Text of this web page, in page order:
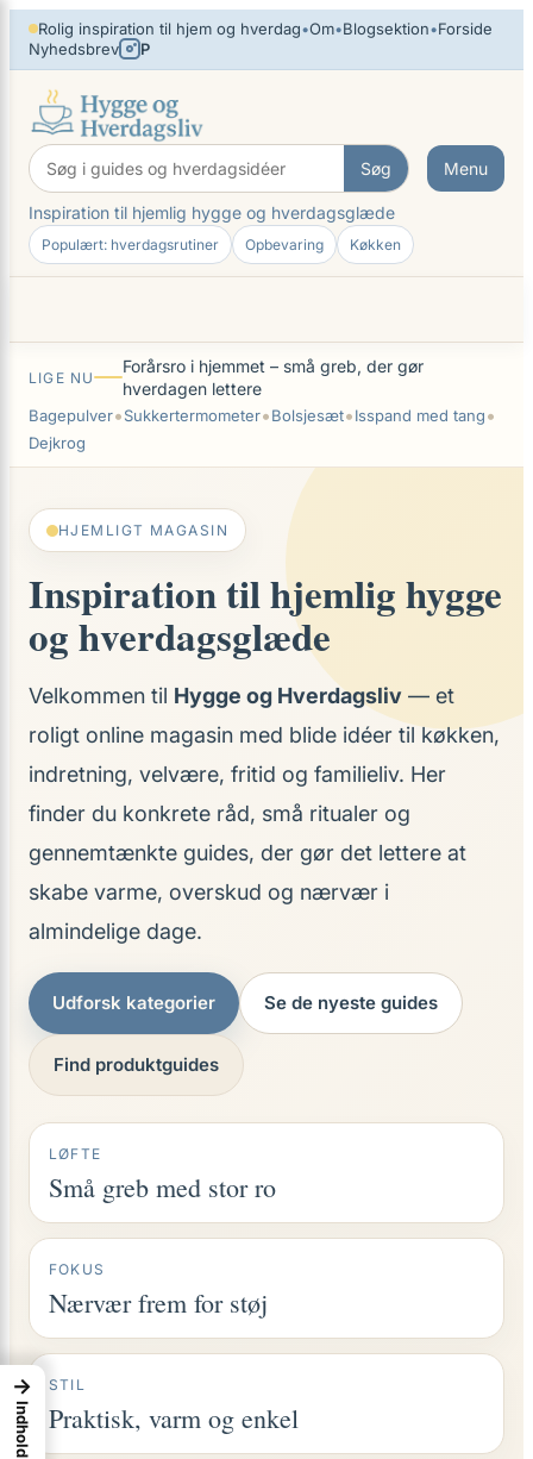
Spring
indhold
Rolig inspiration til hjem og hverdag•Om•Blogsektion•Forside
Nyhedsbrev
P
Søg Menu
Inspiration til hjemlig hygge og hverdagsglæde
Populært: hverdagsrutiner Opbevaring Køkken
LIGE NU
Forårsro i hjemmet – små greb, der gør
hverdagen lettere
Bagepulver•Sukkertermometer•Bolsjesæt•Isspand med tang•
Dejkrog
HJEMLIGT MAGASIN
Inspiration til hjemlig hygge
og hverdagsglæde
Velkommen til Hygge og Hverdagsliv — et
roligt online magasin med blide idéer til køkken,
indretning, velvære, fritid og familieliv. Her
finder du konkrete råd, små ritualer og
gennemtænkte guides, der gør det lettere at
skabe varme, overskud og nærvær i
almindelige dage.
Udforsk kategorier Se de nyeste guides
Find produktguides
LØFTE
Små greb med stor ro
FOKUS
Nærvær frem for støj
STIL
Praktisk, varm og enkel
→
Indhold